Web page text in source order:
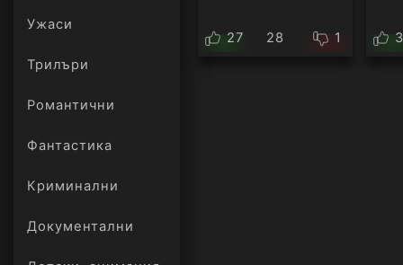
Ужаси
Трилъри
онлайн
Романтични
Фантастика
Криминални
Документални
27 28 1